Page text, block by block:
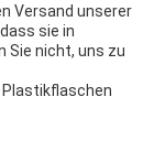
Versand unserer
sie in
Sie nicht, uns zu